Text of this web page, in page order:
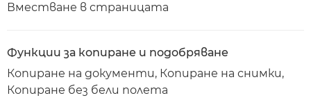
Вместване в страницата
Функции за копиране и подобряване
Копиране на документи, Копиране на снимки,
Копиране без бели полета